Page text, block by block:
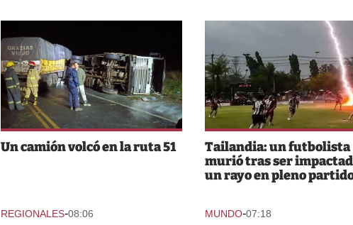
Un camión volcó en la ruta 51
REGIONALES-08:06
Tailandia: un futbolista
murió tras ser
un rayo en pleno
MUNDO-07:18